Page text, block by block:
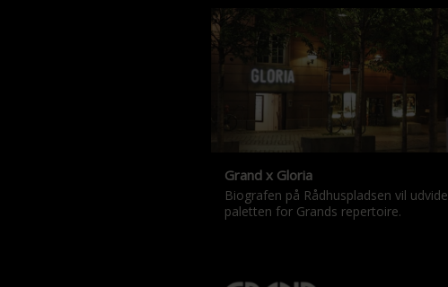
Grand x Gloria
Biografen på Rådhuspladsen vil udvide
paletten for Grands repertoire.